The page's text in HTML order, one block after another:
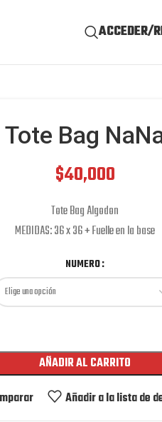
ACCEDER/
Tote Bag
$40,000
Tote Bag Algodon
MEDIDAS: 36 x 36 + Fuelle en la base
NUMERO
AÑADIR AL CARRITO
Añadir a la lista de